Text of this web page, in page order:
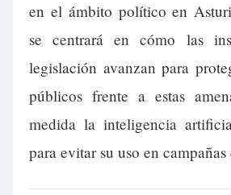
en el ámbito político en
se centrará en cómo las
legislación avanzan para
públicos frente a estas
medida la inteligencia
para evitar su uso en